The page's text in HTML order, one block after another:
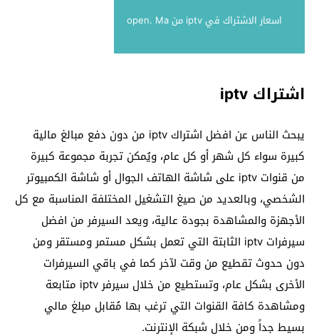
اسعار الاشتراك في iptv من open. Ma
اشتراك iptv
يبحث الناس عن افضل اشتراك iptv من دون دفع مبالغ مالية
كبيرة سواء كل شهر أو كل عام، ويُمكن تجربة مجموعة كبيرة
من قنوات iptv على شاشة الهاتف الجوال أو شاشة الكمبيوتر
الشخصي، وبالعديد من صيغ التشغيل المختلفة المناسبة مع كل
الأجهزة والمشاهدة بجودة عالية، ويعد السيرفر من افضل
سيرفرات iptv الثابتة التي تعمل بشكل مستمر ومستقر ومن
دون حدوث تقطيع من وقت لآخر كما في باقي السيرفرات
الأخرى بشكل عام، وتستطيع من خلال سيرفر iptv متابعة
ومشاهدة كافة القنوات التي ترغب بها مُقابل مبلغ مالي
بسيط جداً ومن خلال شبكة الإنترنت.